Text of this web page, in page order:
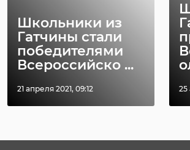
Школьники из
Гатчины стали
победителями
Всероссийско ...
21 апреля 2021, 09:12 25